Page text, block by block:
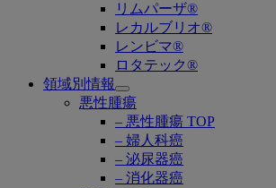
リムパーザ®
レカルブリオ®
レンビマ®
ロタテック®
領域別情報
Open
submenu
悪性腫瘍
– 悪性腫瘍 TOP
– 婦人科癌
– 泌尿器癌
– 消化器癌